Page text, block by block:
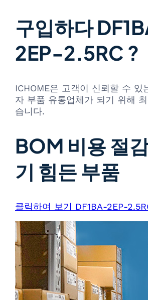
구입하다
2EP-2.5RC ?
ICHOME은 고객이 신뢰할 수 있
자 부품 유통업체가 되기 위해
습니다.
BOM 비용 절
기 힘든 부품
클릭하여 보기 DF1BA-2EP-